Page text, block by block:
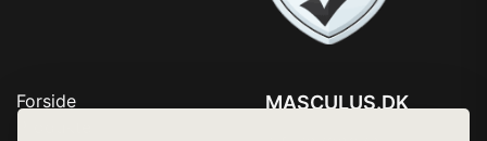
Forside
MASCULUS.DK